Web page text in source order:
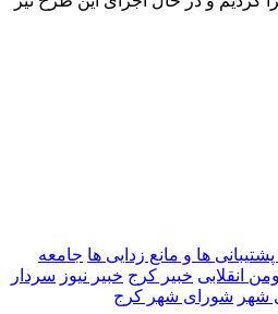
پشتیبانی ها و مانع زدایی ها جامعه
انقلابی خبیر کرج خبیر نیوز سردار
شهر شورای شهر کرج